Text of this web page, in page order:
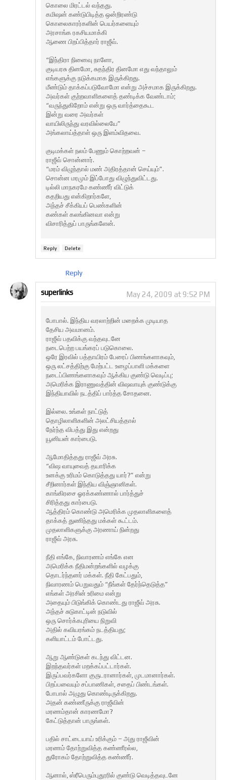
கொலை மிரட்டல் வந்தது.
கமிஷன் கண்டுபிடித்த ஒன்றிரண்டு
கொலைகாரர்களின் பெயர்களையும்
அரசாங்க ரகசியமாக்கி
ஆணை பிறப்பித்தார் ராஜீவ்.
“இந்திரா நினைவு நாளோ,
குடியரசு தினமோ, சுதந்திர தினமோ எது வந்தாலும்
எங்களுக்கு நடுக்கமாக இருக்கிறது.
மீண்டும் தாக்கப்படுவோமோ என்று அச்சமாக இருக்கிறது.
அவர்கள் குற்றவாளிகளைத் தண்டிக்க வேண்டாம்;
“வருந்துகிறோம் என்று ஒரு வார்த்தைகூட
இன்று வரை அவர்கள்
வாயிலிருந்து வரவில்லையே”
அங்கலாய்த்தாள் ஒரு இளம்விதவை.
குடிமக்கள் நலம் பேணும் கொற்றவன் –
ராஜீவ் சொன்னார்.
“மரம் விழுந்தால் மண் அதிரத்தான் செய்யும்”.
சொன்ன மரமும் இப்போது விழுந்துவிட்டது.
டில்லி மாநகரமே கண்ணீர் விட்டுக்
கதறியது என்கிறார்களே,
அந்தச் சீக்கியப் பெண்களின்
கண்கள் கலங்கினவா என்று
விசாரித்துப் பாருங்களேன்.
Reply Delete
Reply
superlinks May 24, 2009 at 9:52 PM
போபால். இந்திய வரலாற்றின் மறைக்க முடியாத
தேசிய அவமானம்.
ராஜீவ் பதவிக்கு வந்தவுடனே
நடைபெற்ற பயங்கரப் படுகொலை.
ஒரே இரவில் பத்தாயிரம் பேரைப் பிணங்களாகவும்,
ஒரு லட்சத்திற்கு மேற்பட்ட உழைப்பாளி மக்களை
நடைப்பிணங்களாகவும் ஆக்கிய குண்டு வெடிப்பு;
அமெரிக்க இராணுவத்தின் விஷவாயுக் குண்டுக்கு
இந்தியாவில் நடத்திப் பார்த்த சோதனை.
இல்லை. உங்கள் நாட்டுத்
தொழிலாளிகளின் அலட்சியத்தால்
நேர்ந்த விபத்து இது என்றது
யூனியன் கார்பைடு.
ஆமோதித்தது ராஜீவ் அரசு.
“விஷ வாயுவைத் தயாரிக்க
உனக்கு உரிமம் கொடுத்தது யார்?” என்று
சீறினார்கள் இந்திய விஞ்ஞானிகள்.
காங்கிரசை ஓரக்கண்ணால் பார்த்துச்
சிரித்தது கார்பைடு.
ஆத்திரம் கொண்டு அமெரிக்க முதலாளிகளைத்
தாக்கத் துணிந்தது மக்கள் கூட்டம்.
முதலாளிகளுக்கு அரணாய் நின்றது
ராஜீவ் அரசு.
நீதி எங்கே, நிவாரணம் எங்கே என
அமெரிக்க நீதிமன்றங்களில் வழக்கு
தொடர்ந்தனர் மக்கள். நீதி கேட்பதும்,
நிவாரணம் பெறுவதும் “நீங்கள் தேர்ந்தெடுத்த”
எங்கள் அரசின் உரிமை என்று
அதையும் பிடுங்கிக் கொண்டது ராஜீவ் அரசு.
அந்தச் சுடுகாட்டின் நடுவில்
ஒரு சொர்க்கபுரியை நிறுவி
அதில் கவியரங்கம் நடத்தியது;
களியாட்டம் போட்டது.
ஆறு ஆண்டுகள் கடந்து விட்டன.
இறந்தவர்கள் மறக்கப்பட்டார்கள்.
இருப்பவர்களோ குருடரானார்கள், முடமானார்கள்.
பிறப்பவையும் சப்பாணிகள், சதைப் பிண்டங்கள்.
போபால் அழுது கொண்டிருக்கிறது.
அதன் கண்ணீருக்கு ராஜீவின்
மரணம்தான் காரணமோ?
கேட்டுத்தான் பாருங்கள்.
பதில் சாட்டையாய் உரிக்கும் – அது ராஜீவின்
மரணம் தோற்றுவித்த கண்ணீரல்ல,
துரோகம் தோற்றுவித்த கண்ணீர்.
ஆனால், ஸ்ரீபெரும்புதூரில் குண்டு வெடித்தவுடனே